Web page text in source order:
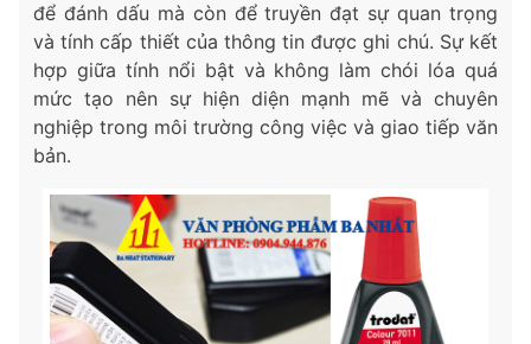
để đánh dấu mà còn để truyền đạt sự quan trọng
và tính cấp thiết của thông tin được ghi chú. Sự kết
hợp giữa tính nổi bật và không làm chói lóa quá
mức tạo nên sự hiện diện mạnh mẽ và chuyên
nghiệp trong môi trường công việc và giao tiếp văn
bản.